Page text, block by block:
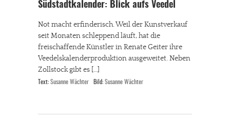
Südstadtkalender: Blick aufs Veedel
Not macht erfinderisch. Weil der Kunstverkauf
seit Monaten schleppend läuft, hat die
freischaffende Künstler in Renate Geiter ihre
Veedelskalenderproduktion ausgeweitet. Neben
Zollstock gibt es […]
Text: Susanne Wächter Bild: Susanne Wächter